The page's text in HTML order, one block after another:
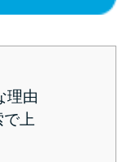
理由
で上